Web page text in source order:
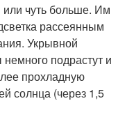
или чуть больше. Им
рассеянным
Укрывной
подрастут и
прохладную
солнца (через 1,5